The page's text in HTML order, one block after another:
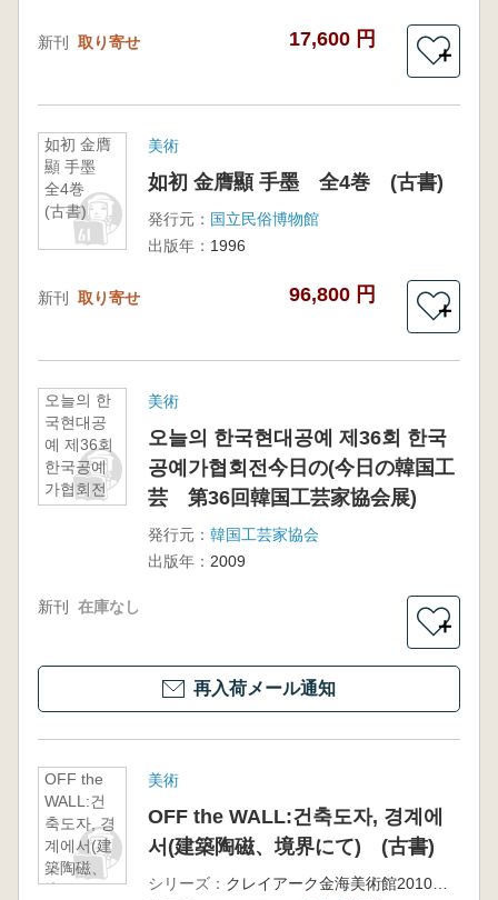
新刊 取り寄せ 17,600 円
＋
如初 金膺
顯 手墨
全4巻
(古書)
美術
如初 金膺顯 手墨 全4巻 (古書)
発行元： 国立民俗博物館
出版年： 1996
新刊 取り寄せ 96,800 円
＋
오늘의 한
국현대공
예 제36회
한국공예
가협회전
今日の(今
工芸家協
美術
오늘의 한국현대공예 제36회 한국
공예가협회전今日の(今日の韓国工
芸 第36回韓国工芸家協会展)
発行元： 韓国工芸家協会
出版年： 2009
新刊 在庫なし
＋
再入荷メール通知
OFF the
WALL:건
축도자, 경
계에서(建
築陶磁、
境界に
美術
OFF the WALL:건축도자, 경계에
서(建築陶磁、境界にて) (古書)
シリーズ：
クレイアーク金海美術館2010年特別企画展